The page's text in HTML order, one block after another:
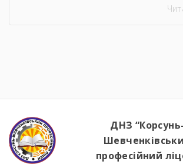
ДНЗ “Корсунь-
професійний